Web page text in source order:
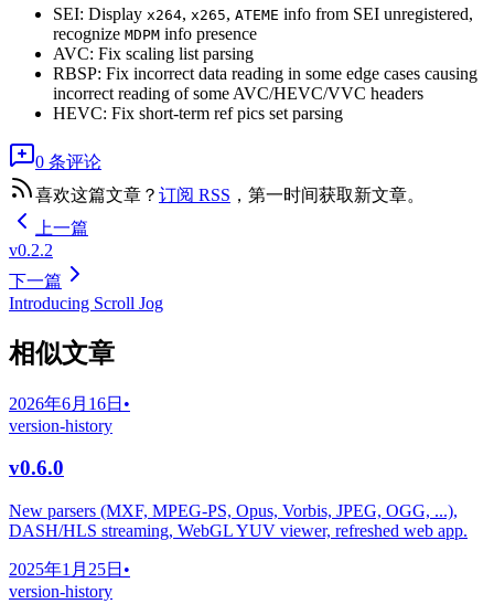
SEI: Display x264, x265, ATEME info from SEI unregistered,
recognize MDPM info presence
AVC: Fix scaling list parsing
RBSP: Fix incorrect data reading in some edge cases causing
incorrect reading of some AVC/HEVC/VVC headers
HEVC: Fix short-term ref pics set parsing
0 条评论
喜欢这篇文章？ 订阅 RSS ，第一时间获取新文章。
上一篇
v0.2.2
下一篇
Introducing Scroll Jog
相似文章
2026年6月16日 •
version-history
v0.6.0
New parsers (MXF, MPEG-PS, Opus, Vorbis, JPEG, OGG, ...),
DASH/HLS streaming, WebGL YUV viewer, refreshed web app.
2025年1月25日 •
version-history